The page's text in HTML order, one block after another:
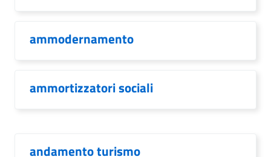
ammodernamento
ammortizzatori sociali
andamento turismo